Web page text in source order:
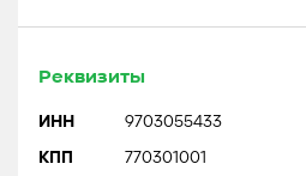
Реквизиты
ИНН 9703055433
КПП 770301001